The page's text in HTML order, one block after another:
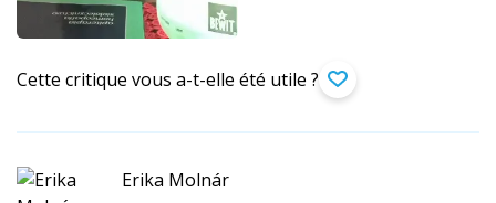
Cette critique vous a-t-elle été utile ?
Erika Molnár